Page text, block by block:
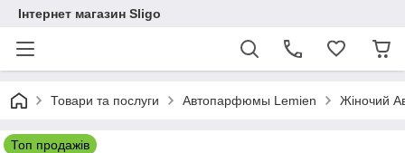
Інтернет магазин Sligo
Товари та послуги Автопарфюмы Lemien Жіночий
Топ продажів